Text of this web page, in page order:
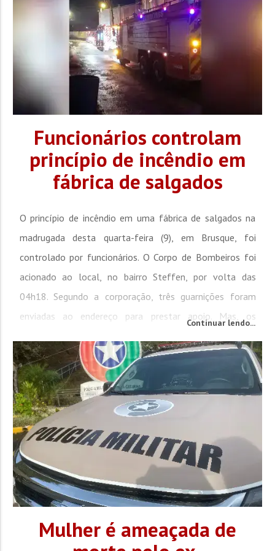
nas vias urbanas do município, seguindo as...
Funcionários controlam
princípio de incêndio em
fábrica de salgados
O princípio de incêndio em uma fábrica de salgados na
madrugada desta quarta-feira (9), em Brusque, foi
controlado por funcionários. O Corpo de Bombeiros foi
acionado ao local, no bairro Steffen, por volta das
04h18. Segundo a corporação, três guarnições foram
enviadas ao endereço para prestar apoio. Mas, os
chamas que se formavam com o uso de extintores de...
Continuar lendo...
Mulher é ameaçada de